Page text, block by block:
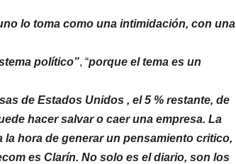
lo toma como una intimidación, con una
político”, “porque el tema es un
de Estados Unidos , el 5 % restante, de
hacer salvar o caer una empresa. La
hora de generar un pensamiento critico,
es Clarín. No solo es el diario, son los